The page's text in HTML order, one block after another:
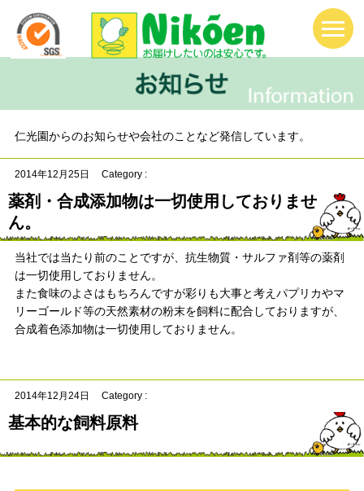
仁光園からのお知らせや会社のことなど発信しています。
2014年12月25日 Category :
薬剤・合成添加物は一切使用しておりませ
ん。
当社では当たり前のことですが、抗生物質・サルファ剤等の薬剤
は一切使用しておりません。
また食味のよさはもちろんですが彩りも大事と考えパプリカやマ
リーゴールド等の天然素材の粉末を飼料に配合しておりますが、
合成着色添加物は一切使用しておりません。
2014年12月24日 Category :
基本的な飼料原料